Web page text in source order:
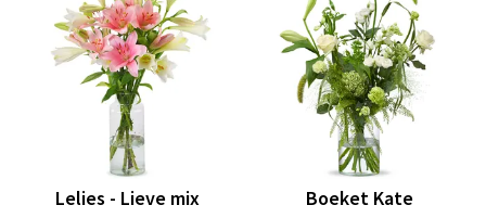
Lelies - Lieve mix Boeket Kate